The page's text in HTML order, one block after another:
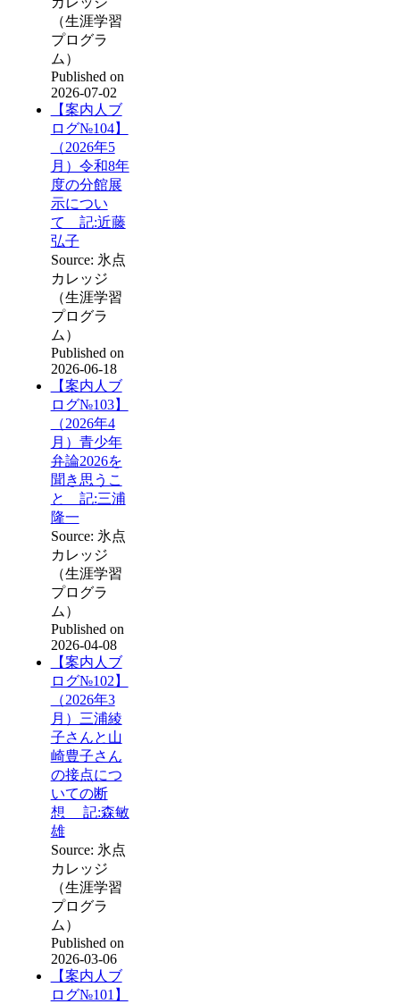
（生涯学習
プログラ
ム）
Published on
2026-07-02
【案内人ブ
ログ№104】
（2026年5
月）令和8年
度の分館展
示につい
て 記:近藤
弘子
Source: 氷点
カレッジ
（生涯学習
プログラ
ム）
Published on
2026-06-18
【案内人ブ
ログ№103】
（2026年4
月）青少年
弁論2026を
聞き思うこ
と 記:三浦
隆一
Source: 氷点
カレッジ
（生涯学習
プログラ
ム）
Published on
2026-04-08
【案内人ブ
ログ№102】
（2026年3
月）三浦綾
子さんと山
崎豊子さん
の接点につ
いての断
想 記:森敏
雄
Source: 氷点
カレッジ
（生涯学習
プログラ
ム）
Published on
2026-03-06
【案内人ブ
ログ№101】